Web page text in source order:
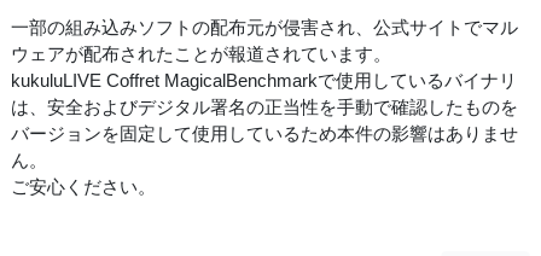
一部の組み込みソフトの配布元が侵害され、公式サイトでマル
ウェアが配布されたことが報道されています。
kukuluLIVE Coffret MagicalBenchmarkで使用しているバイナリ
は、安全およびデジタル署名の正当性を手動で確認したものを
バージョンを固定して使用しているため本件の影響はありませ
ん。
ご安心ください。